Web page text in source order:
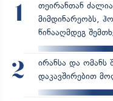
1
თეირანთან
მიმდინარეობს,
წინააღმდეგ
2
ირანსა და ომანს
დაკავშირებით